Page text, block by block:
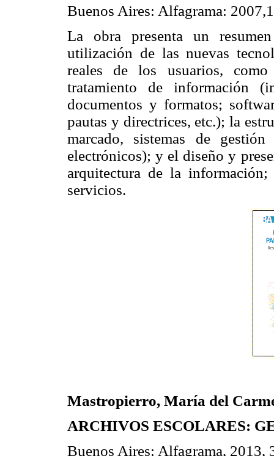
Buenos Aires: Alfagrama:
La obra presenta un
utilización de las nuevas
reales de los usuarios,
tratamiento de información
documentos y formatos;
pautas y directrices, etc.); la
marcado, sistemas de
electrónicos); y el diseño y
arquitectura de la
servicios.
Mastropierro, María del
ARCHIVOS ESCOLARES:
Buenos Aires: Alfagrama, 2013,